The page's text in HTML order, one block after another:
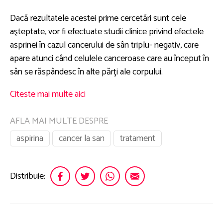
Dacă rezultatele acestei prime cercetări sunt cele
aşteptate, vor fi efectuate studii clinice privind efectele
asprinei în cazul cancerului de sân triplu- negativ, care
apare atunci când celulele canceroase care au început în
sân se răspândesc în alte părţi ale corpului.
Citeste mai multe aici
AFLA MAI MULTE DESPRE
aspirina
cancer la san tratament
Distribuie: